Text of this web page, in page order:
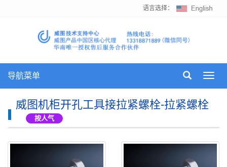
语言选择：
导航菜单
威图机柜开孔工具接拉紧螺栓-拉紧螺栓
按人气